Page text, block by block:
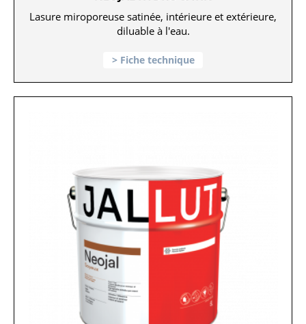
Lasure miroporeuse satinée, intérieure et extérieure,
diluable à l'eau.
Fiche technique